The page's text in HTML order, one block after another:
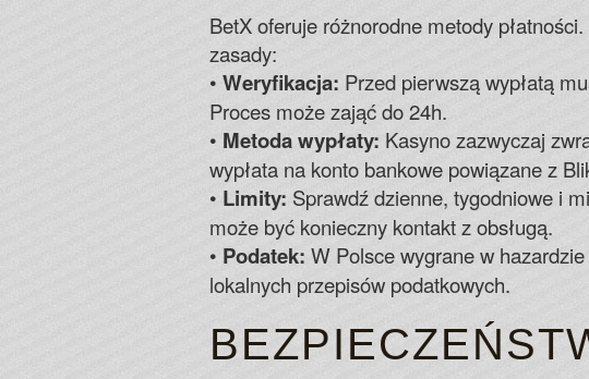
BetX oferuje różnorodne metody
zasady:
• Weryfikacja: Przed pierwszą wypłatą
Proces może zająć do 24h.
• Metoda wypłaty: Kasyno zazwyczaj
wypłata na konto bankowe powiązane z
• Limity: Sprawdź dzienne, tygodniowe i
może być konieczny kontakt z obsługą.
• Podatek: W Polsce wygrane w
lokalnych przepisów podatkowych.